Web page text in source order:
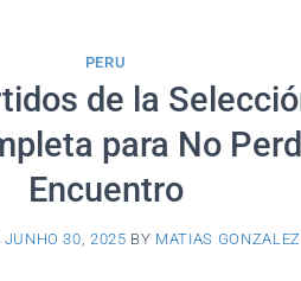
PERU
de la
para No
Encuentro
JUNHO 30, 2025 BY MATIAS GONZALEZ